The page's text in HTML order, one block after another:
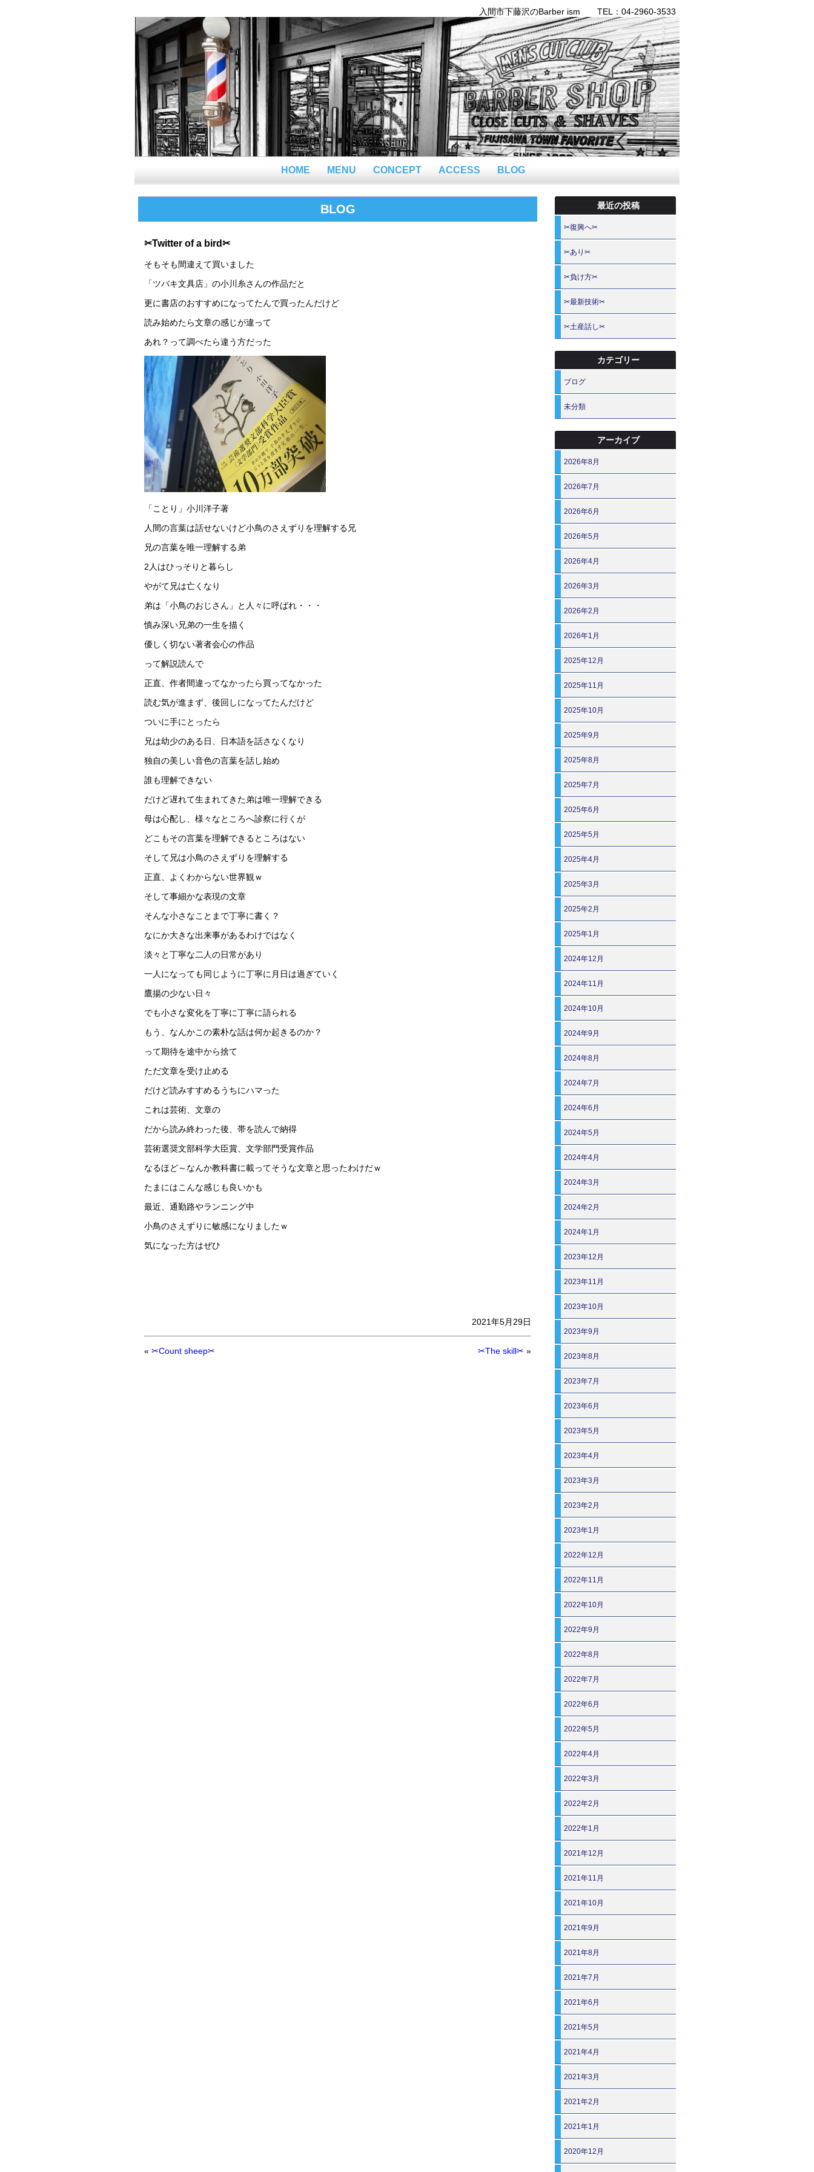
入間市下藤沢のBarber ism TEL：04-2960-3533
HOME MENU CONCEPT ACCESS BLOG
BLOG
✂Twitter of a bird✂
そもそも間違えて買いました
「ツバキ文具店」の小川糸さんの作品だと
更に書店のおすすめになってたんで買ったんだけど
読み始めたら文章の感じが違って
あれ？って調べたら違う方だった
「ことり」小川洋子著
人間の言葉は話せないけど小鳥のさえずりを理解する兄
兄の言葉を唯一理解する弟
2人はひっそりと暮らし
やがて兄は亡くなり
弟は「小鳥のおじさん」と人々に呼ばれ・・・
慎み深い兄弟の一生を描く
優しく切ない著者会心の作品
って解説読んで
正直、作者間違ってなかったら買ってなかった
読む気が進まず、後回しになってたんだけど
ついに手にとったら
兄は幼少のある日、日本語を話さなくなり
独自の美しい音色の言葉を話し始め
誰も理解できない
だけど遅れて生まれてきた弟は唯一理解できる
母は心配し、様々なところへ診察に行くが
どこもその言葉を理解できるところはない
そして兄は小鳥のさえずりを理解する
正直、よくわからない世界観ｗ
そして事細かな表現の文章
そんな小さなことまで丁寧に書く？
なにか大きな出来事があるわけではなく
淡々と丁寧な二人の日常があり
一人になっても同じように丁寧に月日は過ぎていく
鷹揚の少ない日々
でも小さな変化を丁寧に丁寧に語られる
もう、なんかこの素朴な話は何か起きるのか？
って期待を途中から捨て
ただ文章を受け止める
だけど読みすすめるうちにハマった
これは芸術、文章の
だから読み終わった後、帯を読んで納得
芸術選奨文部科学大臣賞、文学部門受賞作品
なるほど～なんか教科書に載ってそうな文章と思ったわけだｗ
たまにはこんな感じも良いかも
最近、通勤路やランニング中
小鳥のさえずりに敏感になりましたｗ
気になった方はぜひ
2021年5月29日
« ✂Count sheep✂ ✂The skill✂ »
最近の投稿
✂復興へ✂
✂あり✂
✂負け方✂
✂最新技術✂
✂土産話し✂
カテゴリー
ブログ
未分類
アーカイブ
2026年8月
2026年7月
2026年6月
2026年5月
2026年4月
2026年3月
2026年2月
2026年1月
2025年12月
2025年11月
2025年10月
2025年9月
2025年8月
2025年7月
2025年6月
2025年5月
2025年4月
2025年3月
2025年2月
2025年1月
2024年12月
2024年11月
2024年10月
2024年9月
2024年8月
2024年7月
2024年6月
2024年5月
2024年4月
2024年3月
2024年2月
2024年1月
2023年12月
2023年11月
2023年10月
2023年9月
2023年8月
2023年7月
2023年6月
2023年5月
2023年4月
2023年3月
2023年2月
2023年1月
2022年12月
2022年11月
2022年10月
2022年9月
2022年8月
2022年7月
2022年6月
2022年5月
2022年4月
2022年3月
2022年2月
2022年1月
2021年12月
2021年11月
2021年10月
2021年9月
2021年8月
2021年7月
2021年6月
2021年5月
2021年4月
2021年3月
2021年2月
2021年1月
2020年12月